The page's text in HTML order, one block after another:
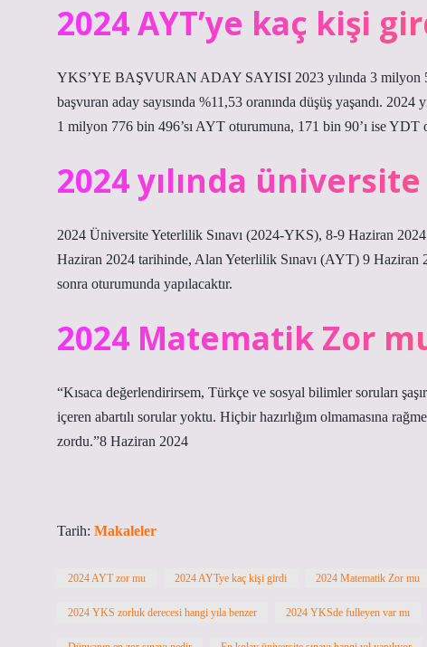
2024 AYT’ye kaç kişi
YKS’YE BAŞVURAN ADAY SAYISI 2023 yılında 3 milyon
başvuran aday sayısında %11,53 oranında düşüş yaşandı.
1 milyon 776 bin 496’sı AYT oturumuna, 171 bin 90’ı ise YDT
2024 yılında üniversite
2024 Üniversite Yeterlilik Sınavı (2024-YKS), 8-9 Haziran
Haziran 2024 tarihinde, Alan Yeterlilik Sınavı (AYT) 9 Haziran
sonra oturumunda yapılacaktır.
2024 Matematik Zor
“Kısaca değerlendirirsem, Türkçe ve sosyal bilimler soruları
içeren abartılı sorular yoktu. Hiçbir hazırlığım olmamasına
zordu.”8 Haziran 2024
Tarih: Makaleler
2024 AYT zor mu 2024 AYTye kaç kişi girdi 2024 Matematik Zor mu
2024 YKS zorluk derecesi hangi yıla benzer 2024 YKSde fulleyen var mı